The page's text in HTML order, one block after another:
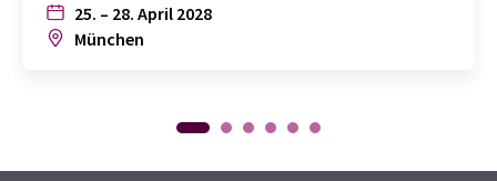
25. – 28. April 2028
München